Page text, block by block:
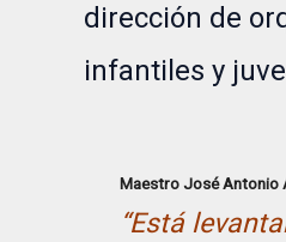
dirección de
infantiles y
Maestro José Antonio
“Está